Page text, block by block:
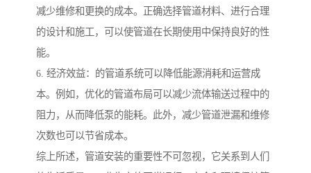
减少维修和更换的成本。正确选择管道材料、进行合理
的设计和施工，可以使管道在长期使用中保持良好的性
能。
6. 经济效益：的管道系统可以降低能源消耗和运营成
本。例如，优化的管道布局可以减少流体输送过程中的
阻力，从而降低泵的能耗。此外，减少管道泄漏和维修
次数也可以节省成本。
综上所述，管道安装的重要性不可忽视，它关系到人们